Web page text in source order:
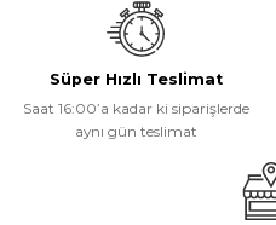
Ürün fiyatı diğer sitelerden daha
Bu ürüne benzer farklı
Süper Hızlı Teslimat
Saat 16:00’a kadar ki siparişlerde
aynı gün teslimat